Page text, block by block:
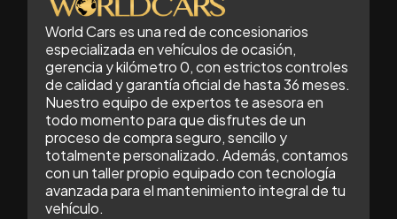
World Cars es una red de concesionarios
especializada en vehículos de ocasión,
gerencia y kilómetro 0, con estrictos controles
de calidad y garantía oficial de hasta 36 meses.
Nuestro equipo de expertos te asesora en
todo momento para que disfrutes de un
proceso de compra seguro, sencillo y
totalmente personalizado. Además, contamos
con un taller propio equipado con tecnología
avanzada para el mantenimiento integral de tu
vehículo.